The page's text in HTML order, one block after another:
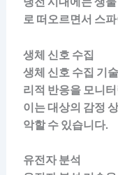
로 떠오르면서 스
생체 신호 수집
생체 신호 수집 기
리적 반응을 모니
이는 대상의 감정
악할 수 있습니다.
유전자 분석